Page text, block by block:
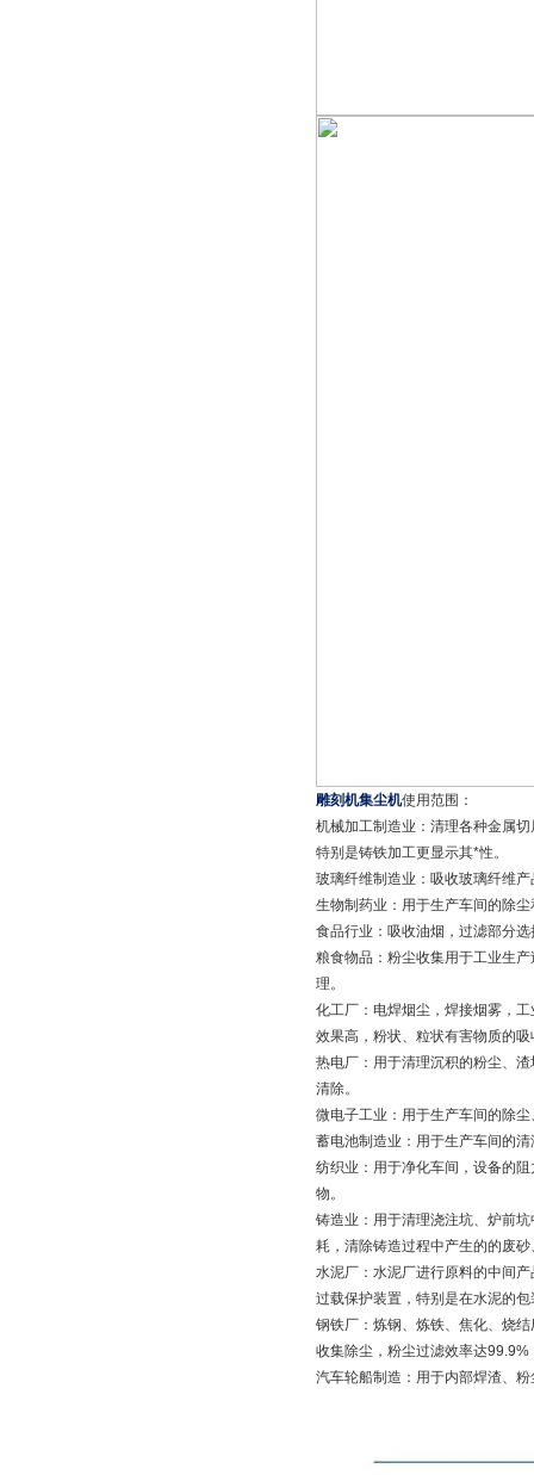
雕刻机集尘机使用范围：
机械加工制造业：清理各种金属
特别是铸铁加工更显示其*性。
玻璃纤维制造业：吸收玻璃纤维
生物制药业：用于生产车间的除
食品行业：吸收油烟，过滤部分
粮食物品：粉尘收集用于工业生
理。
化工厂：电焊烟尘，焊接烟雾，
效果高，粉状、粒状有害物质的吸
热电厂：用于清理沉积的粉尘、
清除。
微电子工业：用于生产车间的除
蓄电池制造业：用于生产车间的
纺织业：用于净化车间，设备的
物。
铸造业：用于清理浇注坑、炉前
耗，清除铸造过程中产生的的废
水泥厂：水泥厂进行原料的中间
过载保护装置，特别是在水泥的
钢铁厂：炼钢、炼铁、焦化、烧
收集除尘，粉尘过滤效率达
汽车轮船制造：用于内部焊渣、